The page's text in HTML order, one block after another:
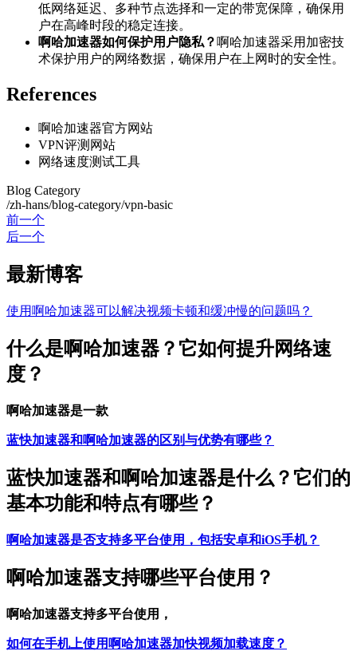
低网络延迟、多种节点选择和一定的带宽保障，确保用
户在高峰时段的稳定连接。
啊哈加速器如何保护用户隐私？ 啊哈加速器采用加密技
术保护用户的网络数据，确保用户在上网时的安全性。
References
啊哈加速器官方网站
VPN评测网站
网络速度测试工具
Blog Category
/zh-hans/blog-category/vpn-basic
前一个
后一个
最新博客
使用啊哈加速器可以解决视频卡顿和缓冲慢的问题吗？
什么是啊哈加速器？它如何提升网络速
度？
啊哈加速器是一款
蓝快加速器和啊哈加速器的区别与优势有哪些？
蓝快加速器和啊哈加速器是什么？它们的
基本功能和特点有哪些？
啊哈加速器是否支持多平台使用，包括安卓和iOS手机？
啊哈加速器支持哪些平台使用？
啊哈加速器支持多平台使用，
如何在手机上使用啊哈加速器加快视频加载速度？